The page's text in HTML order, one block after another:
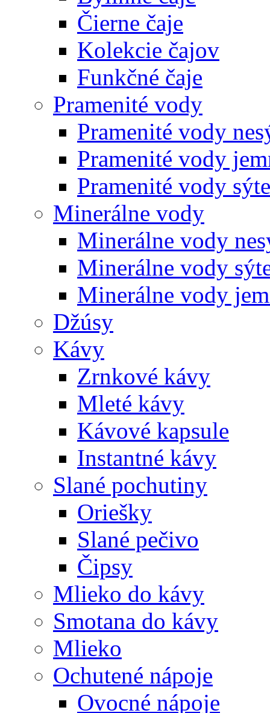
Čierne čaje
Kolekcie čajov
Funkčné čaje
Pramenité vody
Pramenité vody
Pramenité vody
Pramenité vody
Minerálne vody
Minerálne vody
Minerálne vody
Minerálne vody
Džúsy
Kávy
Zrnkové kávy
Mleté kávy
Kávové kapsule
Instantné kávy
Slané pochutiny
Oriešky
Slané pečivo
Čipsy
Mlieko do kávy
Smotana do kávy
Mlieko
Ochutené nápoje
Ovocné nápoje